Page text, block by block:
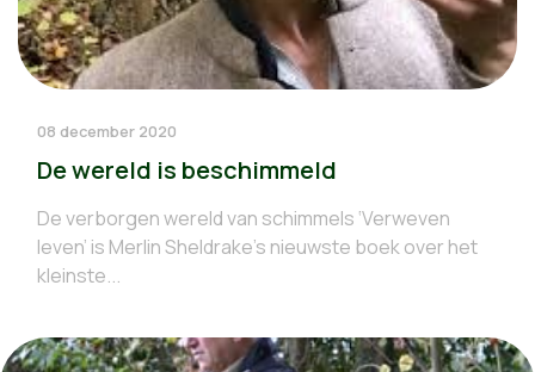
08 december 2020
De wereld is beschimmeld
De verborgen wereld van schimmels ‘Verweven
leven’ is Merlin Sheldrake’s nieuwste boek over het
kleinste...